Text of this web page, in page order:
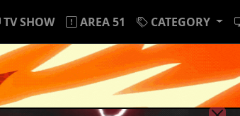
TV SHOW AREA 51 CATEGORY